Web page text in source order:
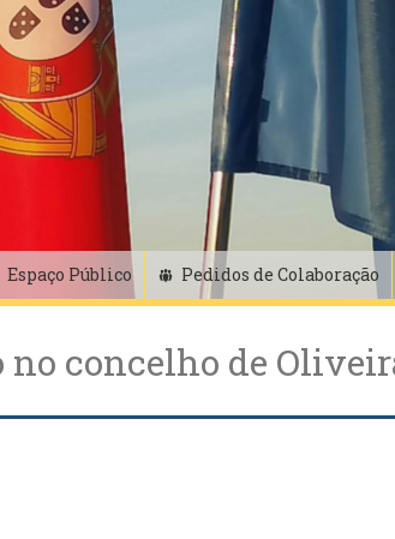
Espaço Público Pedidos de Colaboração
concelho de